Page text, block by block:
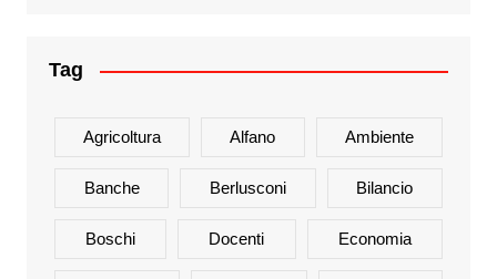
Tag
Agricoltura Alfano Ambiente
Banche Berlusconi Bilancio
Boschi Docenti Economia